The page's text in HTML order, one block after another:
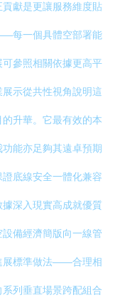
獻是更讓服務維度貼
每一個具體空部署能
參照相關依據更高平
示從共性視角說明這
升華。它最有效的本
能亦足夠其遠卓預期
底線安全一體化兼容
深入現實高成就優質
備經濟簡版向一線管
展標準做法——合理相
列垂直場景跨配組合